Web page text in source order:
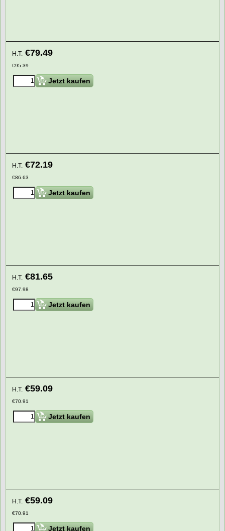
H.T. €79.49
€95.39
Jetzt kaufen
H.T. €72.19
€86.63
Jetzt kaufen
H.T. €81.65
€97.98
Jetzt kaufen
H.T. €59.09
€70.91
Jetzt kaufen
H.T. €59.09
€70.91
Jetzt kaufen